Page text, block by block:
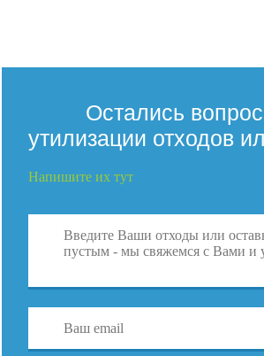
Остались
утилизации отходов
Напишите их тут